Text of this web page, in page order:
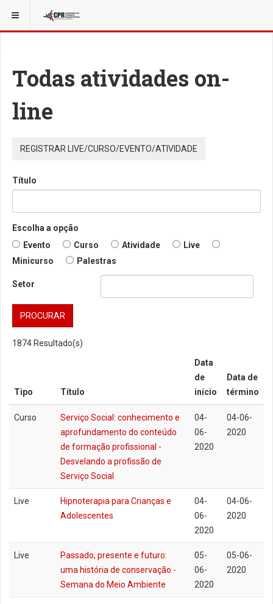
Todas atividades on-
line
REGISTRAR LIVE/CURSO/EVENTO/ATIVIDADE
Título
Escolha a opção
Evento
Curso Atividade
Live
Minicurso
Palestras
Setor
PROCURAR
1874 Resultado(s)
Tipo Título
Data
de
início
Data de
término
Curso
Serviço Social: conhecimento e
aprofundamento do conteúdo
de formação profissional -
Desvelando a profissão de
Serviço Social
04-
06-
2020
04-06-
2020
Live
Hipnoterapia para Crianças e
Adolescentes
04-
06-
2020
04-06-
2020
Live
Passado, presente e futuro:
uma história de conservação -
Semana do Meio Ambiente
05-
06-
2020
05-06-
2020